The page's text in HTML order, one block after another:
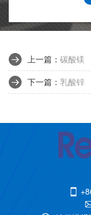
上一篇： 碳酸镁
下一篇： 乳酸锌
